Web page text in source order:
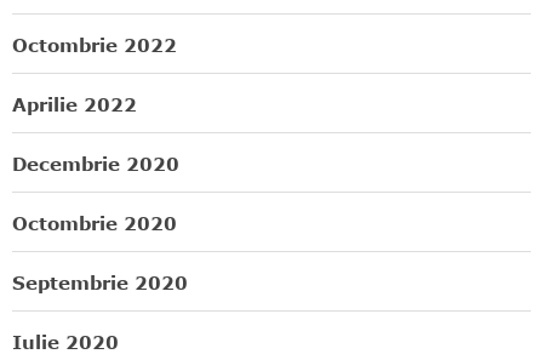
Octombrie 2022
Aprilie 2022
Decembrie 2020
Octombrie 2020
Septembrie 2020
Iulie 2020